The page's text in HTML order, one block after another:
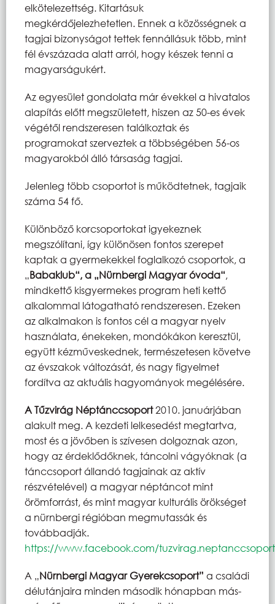
elkötelezettség. Kitartásuk
megkérdőjelezhetetlen. Ennek a közösségnek a
tagjai bizonyságot tettek fennállásuk több, mint
fél évszázada alatt arról, hogy készek tenni a
magyarságukért.
Az egyesület gondolata már évekkel a hivatalos
alapítás előtt megszületett, hiszen az 50-es évek
végétől rendszeresen találkoztak és
programokat szerveztek a többségében 56-os
magyarokból álló társaság tagjai.
Jelenleg több csoportot is működtetnek, tagjaik
száma 54 fő.
Különböző korcsoportokat igyekeznek
megszólítani, így különösen fontos szerepet
kaptak a gyermekekkel foglalkozó csoportok, a
„Babaklub“, a „Nürnbergi Magyar óvoda“,
mindkettő kisgyermekes program heti kettő
alkalommal látogatható rendszeresen. Ezeken
az alkalmakon is fontos cél a magyar nyelv
használata, énekeken, mondókákon keresztül,
együtt kézműveskednek, természetesen követve
az évszakok változását, és nagy figyelmet
fordítva az aktuális hagyományok megélésére.
A Tűzvirág Néptánccsoport2010. januárjában
alakult meg. A kezdeti lelkesedést megtartva,
most és a jövőben is szívesen dolgoznak azon,
hogy az érdeklődőknek, táncolni vágyóknak (a
tánccsoport állandó tagjainak az aktív
részvételével) a magyar néptáncot mint
örömforrást, és mint magyar kulturális örökséget
a nürnbergi régióban megmutassák és
továbbadják.
https://www.facebook.com/tuzvirag.neptanccsoport
A „Nürnbergi Magyar Gyerekcsoport” a családi
délutánjaira minden második hónapban más-